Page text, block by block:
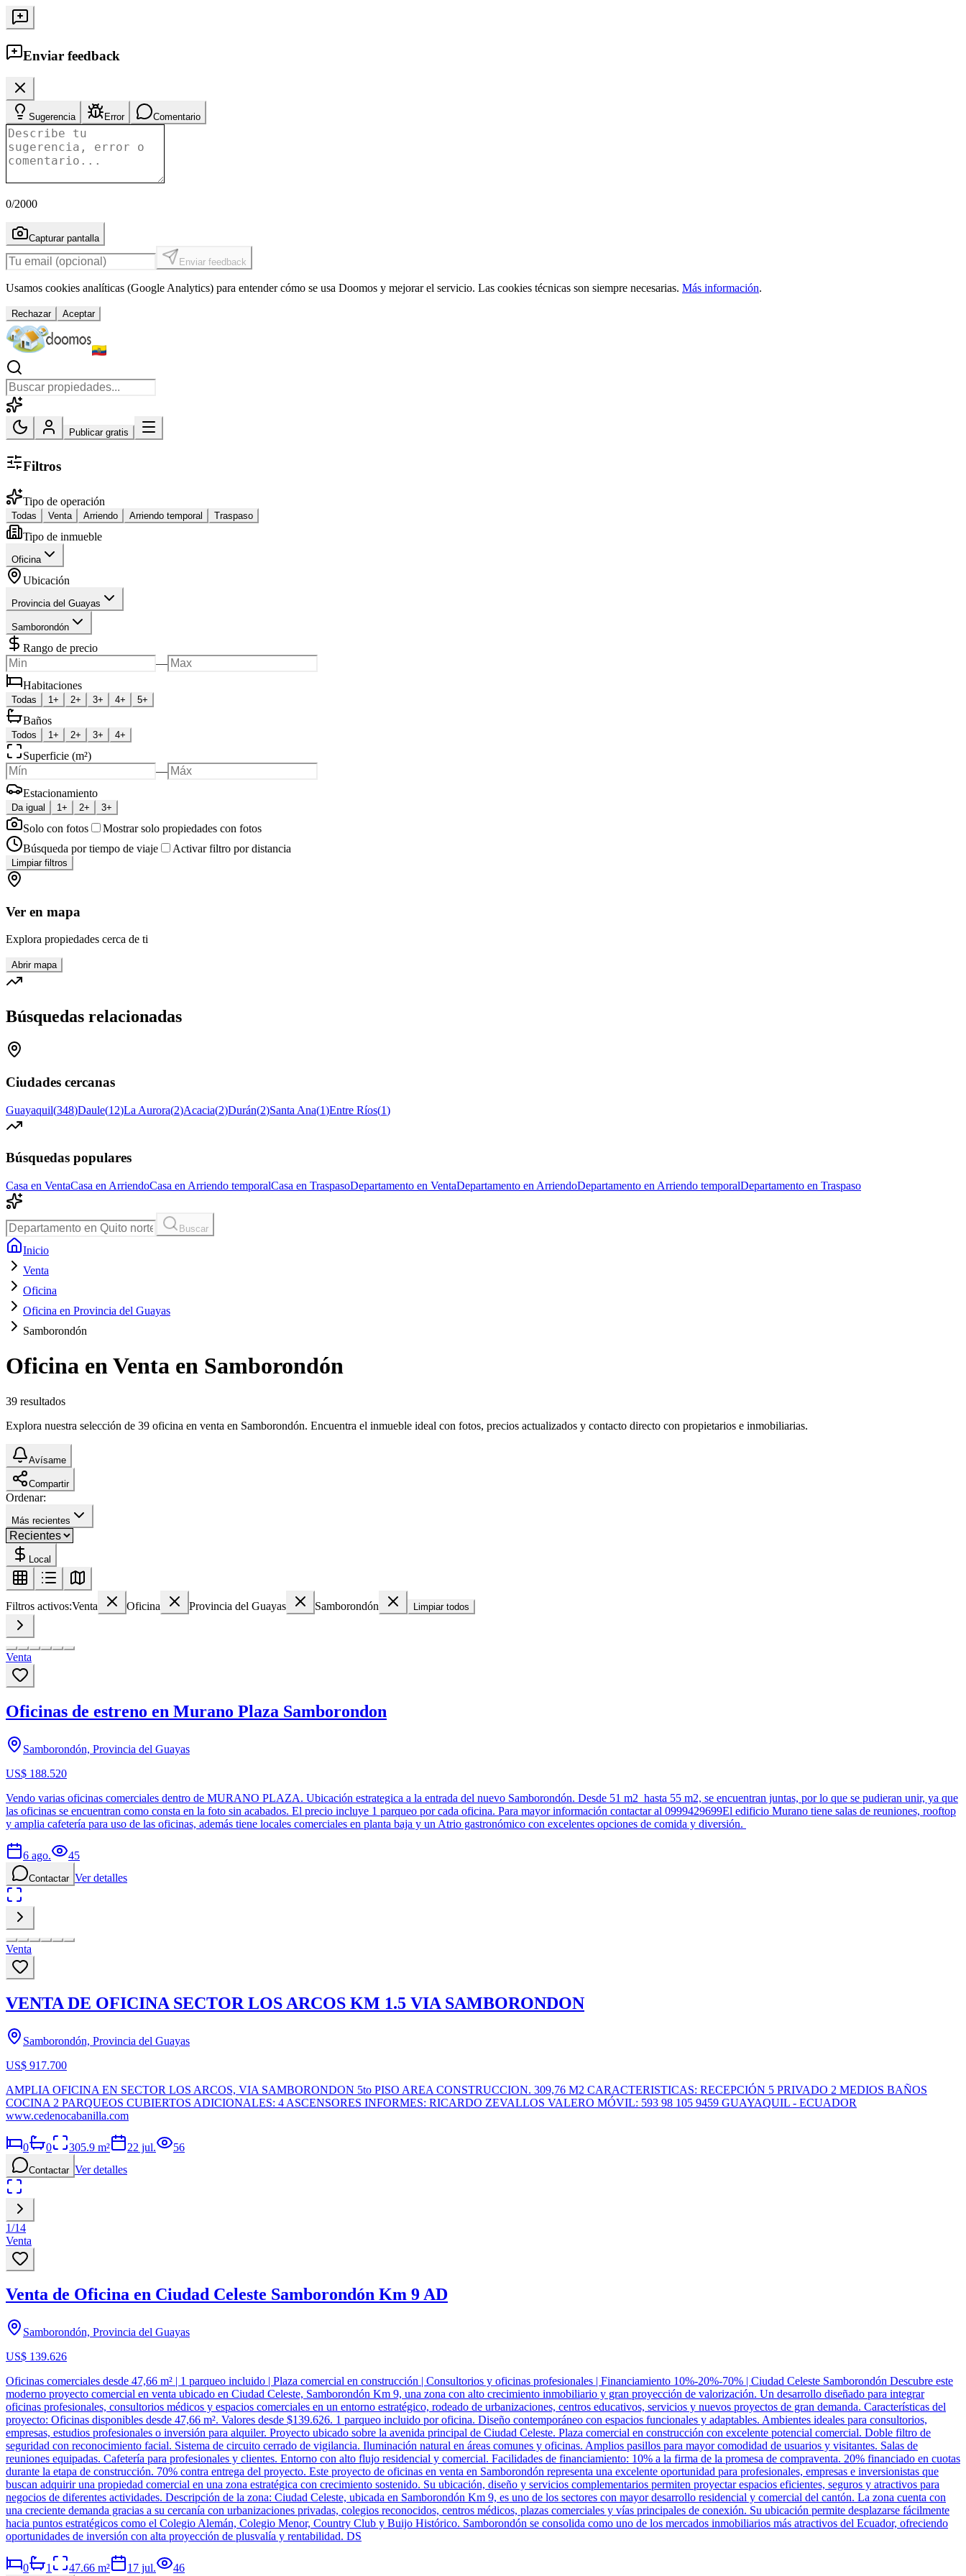
Enviar feedback
Sugerencia Error Comentario
0/2000
Capturar pantalla
Enviar feedback
Usamos cookies analíticas (Google Analytics) para entender cómo se usa Doomos y mejorar el servicio. Las cookies técnicas son siempre necesarias. Más información.
Rechazar Aceptar
Publicar gratis
Filtros
Tipo de operación
Todas Venta Arriendo Arriendo temporal Traspaso
Tipo de inmueble
Oficina
Ubicación
Provincia del Guayas
Samborondón
Rango de precio
—
Habitaciones
Todas 1+ 2+ 3+ 4+ 5+
Baños
Todos 1+ 2+ 3+ 4+
Superficie (m²)
—
Estacionamiento
Da igual 1+ 2+ 3+
Solo con fotos
Mostrar solo propiedades con fotos
Búsqueda por tiempo de viaje
Activar filtro por distancia
Limpiar filtros
Ver en mapa
Explora propiedades cerca de ti
Abrir mapa
Búsquedas relacionadas
Ciudades cercanas
Guayaquil(348)Daule(12)La Aurora(2)Acacia(2)Durán(2)Santa Ana(1)Entre Ríos(1)
Búsquedas populares
Casa en VentaCasa en ArriendoCasa en Arriendo temporalCasa en TraspasoDepartamento en VentaDepartamento en ArriendoDepartamento en Arriendo temporalDepartamento en Traspaso
Buscar
Inicio
Venta
Oficina
Oficina en Provincia del Guayas
Samborondón
Oficina en Venta en Samborondón
39 resultados
Explora nuestra selección de 39 oficina en venta en Samborondón. Encuentra el inmueble ideal con fotos, precios actualizados y contacto directo con propietarios e inmobiliarias.
Avísame
Compartir
Ordenar:
Más recientes
Local
Filtros activos:Venta Oficina Provincia del Guayas Samborondón Limpiar todos
Venta
Oficinas de estreno en Murano Plaza Samborondon
Samborondón, Provincia del Guayas
US$ 188.520
Vendo varias oficinas comerciales dentro de MURANO PLAZA. Ubicación estrategica a la entrada del nuevo Samborondón. Desde 51 m2 hasta 55 m2, se encuentran juntas, por lo que se pudieran unir, ya que
las oficinas se encuentran como consta en la foto sin acabados. El precio incluye 1 parqueo por cada oficina. Para mayor información contactar al 0999429699El edificio Murano tiene salas de reuniones, rooftop
y amplia cafetería para uso de las oficinas, además tiene locales comerciales en planta baja y un Atrio gastronómico con excelentes opciones de comida y diversión.
6 ago. 45
Contactar Ver detalles
Venta
VENTA DE OFICINA SECTOR LOS ARCOS KM 1.5 VIA SAMBORONDON
Samborondón, Provincia del Guayas
US$ 917.700
AMPLIA OFICINA EN SECTOR LOS ARCOS, VIA SAMBORONDON 5to PISO AREA CONSTRUCCION. 309,76 M2 CARACTERISTICAS: RECEPCIÓN 5 PRIVADO 2 MEDIOS BAÑOS
COCINA 2 PARQUEOS CUBIERTOS ADICIONALES: 4 ASCENSORES INFORMES: RICARDO ZEVALLOS VALERO MÓVIL: 593 98 105 9459 GUAYAQUIL - ECUADOR
www.cedenocabanilla.com
0 0 305.9 m² 22 jul. 56
Contactar Ver detalles
1/14
Venta
Venta de Oficina en Ciudad Celeste Samborondón Km 9 AD
Samborondón, Provincia del Guayas
US$ 139.626
Oficinas comerciales desde 47,66 m² | 1 parqueo incluido | Plaza comercial en construcción | Consultorios y oficinas profesionales | Financiamiento 10%-20%-70% | Ciudad Celeste Samborondón Descubre este
moderno proyecto comercial en venta ubicado en Ciudad Celeste, Samborondón Km 9, una zona con alto crecimiento inmobiliario y gran proyección de valorización. Un desarrollo diseñado para integrar
oficinas profesionales, consultorios médicos y espacios comerciales en un entorno estratégico, rodeado de urbanizaciones, centros educativos, servicios y nuevos proyectos de gran demanda. Características del
proyecto: Oficinas disponibles desde 47,66 m². Valores desde $139.626. 1 parqueo incluido por oficina. Diseño contemporáneo con espacios funcionales y adaptables. Ambientes ideales para consultorios,
empresas, estudios profesionales o inversión para alquiler. Proyecto ubicado sobre la avenida principal de Ciudad Celeste. Plaza comercial en construcción con excelente potencial comercial. Doble filtro de
seguridad con reconocimiento facial. Sistema de circuito cerrado de vigilancia. Iluminación natural en áreas comunes y oficinas. Amplios pasillos para mayor comodidad de usuarios y visitantes. Salas de
reuniones equipadas. Cafetería para profesionales y clientes. Entorno con alto flujo residencial y comercial. Facilidades de financiamiento: 10% a la firma de la promesa de compraventa. 20% financiado en cuotas
durante la etapa de construcción. 70% contra entrega del proyecto. Este proyecto de oficinas en venta en Samborondón representa una excelente oportunidad para profesionales, empresas e inversionistas que
buscan adquirir una propiedad comercial en una zona estratégica con crecimiento sostenido. Su ubicación, diseño y servicios complementarios permiten proyectar espacios eficientes, seguros y atractivos para
negocios de diferentes actividades. Descripción de la zona: Ciudad Celeste, ubicada en Samborondón Km 9, es uno de los sectores con mayor desarrollo residencial y comercial del cantón. La zona cuenta con
una creciente demanda gracias a su cercanía con urbanizaciones privadas, colegios reconocidos, centros médicos, plazas comerciales y vías principales de conexión. Su ubicación permite desplazarse fácilmente
hacia puntos estratégicos como el Colegio Alemán, Colegio Menor, Country Club y Buijo Histórico. Samborondón se consolida como uno de los mercados inmobiliarios más atractivos del Ecuador, ofreciendo
oportunidades de inversión con alta proyección de plusvalía y rentabilidad. DS
0 1 47.66 m² 17 jul. 46